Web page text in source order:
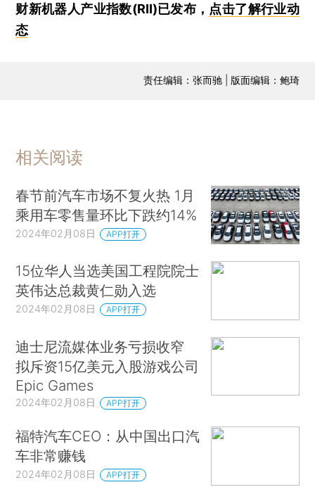
财新机器人产业指数(RII)已发布， 点击了解行业动
态
责任编辑：张而驰 | 版面编辑：鲍琦
相关阅读
春节前汽车市场不复火热 1月
乘用车零售量环比下跌约14%
2024年02月08日 APP打开
15位华人当选美国工程院院士
英伟达总裁黄仁勋入选
2024年02月08日 APP打开
迪士尼流媒体业务亏损收窄
拟斥资15亿美元入股游戏公司
Epic Games
2024年02月08日 APP打开
福特汽车CEO：从中国出口汽
车非常赚钱
2024年02月08日 APP打开